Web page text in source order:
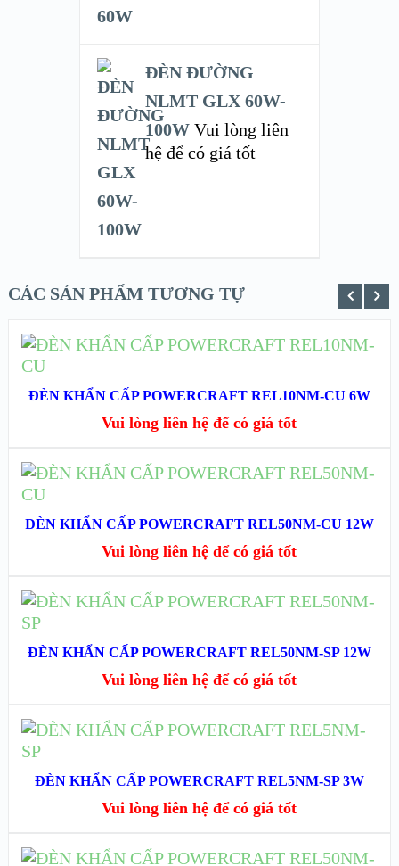
ĐÈN ĐƯỜNG
NLMT GLX 60W-
100W Vui lòng liên
hệ để có giá tốt
CÁC SẢN PHẨM TƯƠNG TỰ
XEM NHANH
ĐÈN KHẨN CẤP POWERCRAFT REL10NM-CU 6W
Vui lòng liên hệ để có giá tốt
XEM NHANH
ĐÈN KHẨN CẤP POWERCRAFT REL50NM-CU 12W
Vui lòng liên hệ để có giá tốt
XEM NHANH
ĐÈN KHẨN CẤP POWERCRAFT REL50NM-SP 12W
Vui lòng liên hệ để có giá tốt
XEM NHANH
ĐÈN KHẨN CẤP POWERCRAFT REL5NM-SP 3W
Vui lòng liên hệ để có giá tốt